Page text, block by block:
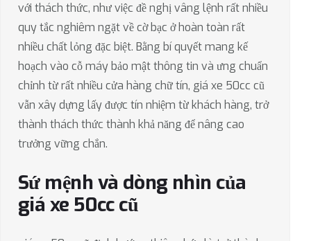
với thách thức, như việc đề nghị vâng lệnh rất nhiều
quy tắc nghiêm ngặt về cờ bạc ở hoàn toàn rất
nhiều chất lỏng đặc biệt. Bằng bí quyết mang kế
hoạch vào cỗ máy bảo mật thông tin và ưng chuẩn
chỉnh từ rất nhiều cửa hàng chữ tín, giá xe 50cc cũ
vẫn xây dựng lấy được tín nhiệm từ khách hàng, trở
thành thách thức thành khả năng để nâng cao
trưởng vững chắn.
Sứ mệnh và dòng nhìn của
giá xe 50cc cũ